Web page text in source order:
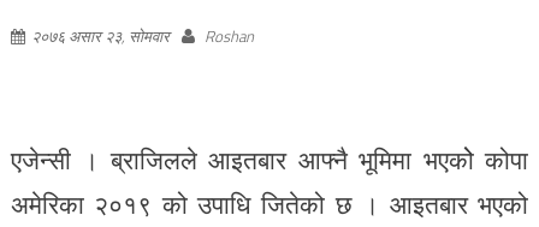
२०७६ असार २३, सोमवार Roshan
एजेन्सी । ब्राजिलले आइतबार आफ्नै भूमिमा भएकोे कोपा
अमेरिका २०१९ को उपाधि जितेको छ । आइतबार भएको